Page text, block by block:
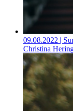
09.08.2022 |
Christina